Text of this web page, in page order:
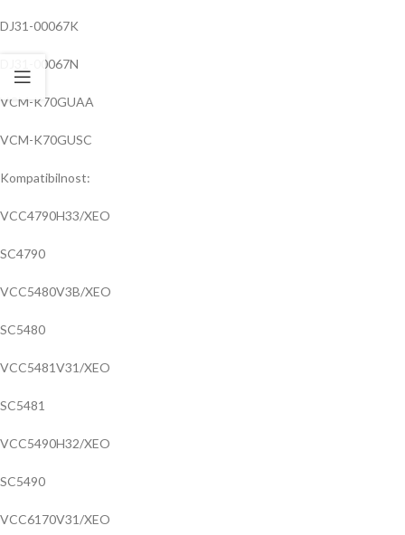
DJ31-00067K
DJ31-00067N
VCM-K70GUAA
VCM-K70GUSC
Kompatibilnost:
VCC4790H33/XEO
SC4790
VCC5480V3B/XEO
SC5480
VCC5481V31/XEO
SC5481
VCC5490H32/XEO
SC5490
VCC6170V31/XEO